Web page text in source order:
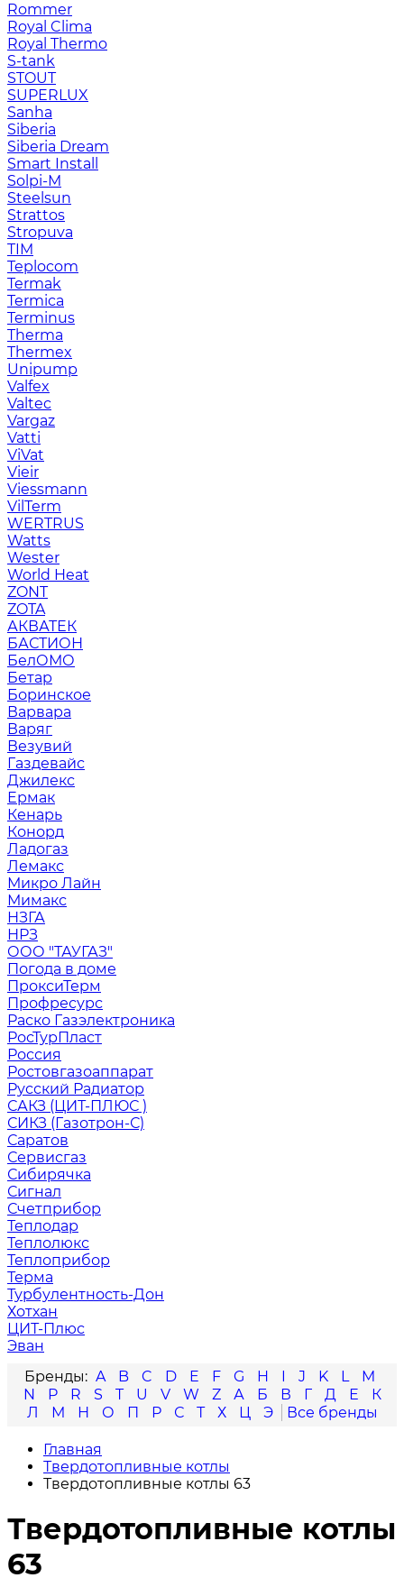
Rommer
Royal Clima
Royal Thermo
S-tank
STOUT
SUPERLUX
Sanha
Siberia
Siberia Dream
Smart Install
Solpi-M
Steelsun
Strattos
Stropuva
TIM
Teplocom
Termak
Termica
Terminus
Therma
Thermex
Unipump
Valfex
Valtec
Vargaz
Vatti
ViVat
Vieir
Viessmann
VilTerm
WERTRUS
Watts
Wester
World Heat
ZONT
ZOTA
АКВАТЕК
БАСТИОН
БелОМО
Бетар
Боринское
Варвара
Варяг
Везувий
Газдевайс
Джилекс
Ермак
Кенарь
Конорд
Ладогаз
Лемакс
Микро Лайн
Мимакс
НЗГА
НРЗ
ООО "ТАУГАЗ"
Погода в доме
ПроксиТерм
Профресурс
Раско Газэлектроника
РосТурПласт
Россия
Ростовгазоаппарат
Русский Радиатор
САКЗ (ЦИТ-ПЛЮС )
СИКЗ (Газотрон-С)
Саратов
Сервисгаз
Сибирячка
Сигнал
Счетприбор
Теплодар
Теплолюкс
Теплоприбор
Терма
Турбулентность-Дон
Хотхан
ЦИТ-Плюс
Эван
A
B C D E F G H I J K L
M
N
P R S T U V W Z А Б В Г Д Е
К
Л
М Н О П Р С Т Х Ц Э
Главная
Твердотопливные котлы
Твердотопливные котлы 63
Твердотопливные котлы
63